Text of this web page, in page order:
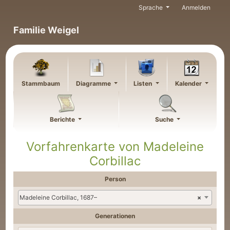
Familie Weigel
Sprache Anmelden
Stammbaum Diagramme Listen Kalender
Berichte Suche
Vorfahrenkarte von Madeleine
Corbillac
Person
×
Madeleine Corbillac, 1687–
Generationen